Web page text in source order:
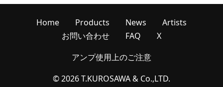
Home Products News
Artists
お問い合わせ
FAQ
X
アンプ使用上のご注意
© 2026 T.KUROSAWA & Co.,LTD.